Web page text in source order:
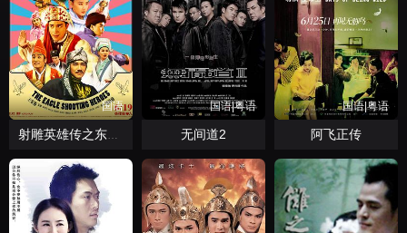
国语
射雕英雄传之东成西就
国语|粤语
无间道2
国语|粤语
阿飞正传